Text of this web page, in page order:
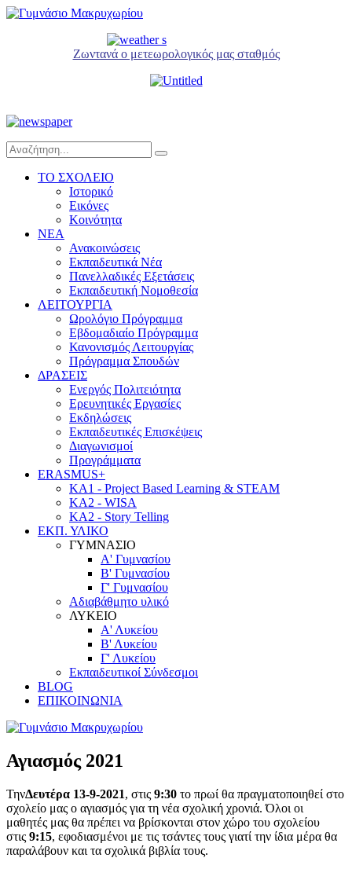
Ζωντανά ο μετεωρολογικός μας σταθμός
ΤΟ ΣΧΟΛΕΙΟ
Ιστορικό
Εικόνες
Κοινότητα
NEA
Ανακοινώσεις
Εκπαιδευτικά Νέα
Πανελλαδικές Εξετάσεις
Εκπαιδευτική Νομοθεσία
ΛΕΙΤΟΥΡΓΙΑ
Ωρολόγιο Πρόγραμμα
Εβδομαδιαίο Πρόγραμμα
Κανονισμός Λειτουργίας
Πρόγραμμα Σπουδών
ΔΡΑΣΕΙΣ
Ενεργός Πολιτειότητα
Ερευνητικές Εργασίες
Εκδηλώσεις
Εκπαιδευτικές Επισκέψεις
Διαγωνισμοί
Προγράμματα
ERASMUS+
KA1 - Project Based Learning & STEAM
KA2 - WISA
KA2 - Story Telling
ΕΚΠ. ΥΛΙΚΟ
ΓΥΜΝΑΣΙΟ
Α' Γυμνασίου
Β' Γυμνασίου
Γ' Γυμνασίου
Αδιαβάθμητο υλικό
ΛΥΚΕΙΟ
Α' Λυκείου
Β' Λυκείου
Γ' Λυκείου
Εκπαιδευτικοί Σύνδεσμοι
BLOG
ΕΠΙΚΟΙΝΩΝΙΑ
Αγιασμός 2021
ΤηνΔευτέρα 13-9-2021, στις 9:30 το πρωί θα πραγματοποιηθεί στο
σχολείο μας ο αγιασμός για τη νέα σχολική χρονιά. Όλοι οι
μαθητές μας θα πρέπει να βρίσκονται στον χώρο του σχολείου
στις 9:15, εφοδιασμένοι με τις τσάντες τους γιατί την ίδια μέρα θα
παραλάβουν και τα σχολικά βιβλία τους.